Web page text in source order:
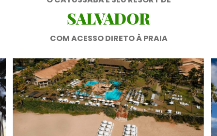
SALVADOR
COM ACESSO DIRETO À PRAIA